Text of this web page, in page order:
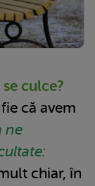
culce?
că avem
ne
chiar, în